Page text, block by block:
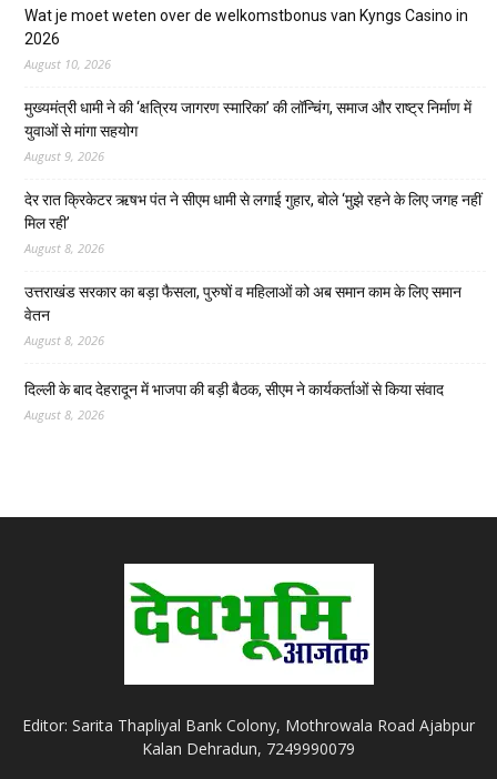
Wat je moet weten over de welkomstbonus van Kyngs Casino in
2026
August 10, 2026
मुख्यमंत्री धामी ने की ‘क्षत्रिय जागरण स्मारिका’ की लॉन्चिंग, समाज और राष्ट्र निर्माण में
युवाओं से मांगा सहयोग
August 9, 2026
देर रात क्रिकेटर ऋषभ पंत ने सीएम धामी से लगाई गुहार, बोले ‘मुझे रहने के लिए जगह नहीं
मिल रही’
August 8, 2026
उत्तराखंड सरकार का बड़ा फैसला, पुरुषों व महिलाओं को अब समान काम के लिए समान
वेतन
August 8, 2026
दिल्ली के बाद देहरादून में भाजपा की बड़ी बैठक, सीएम ने कार्यकर्ताओं से किया संवाद
August 8, 2026
Editor: Sarita Thapliyal Bank Colony, Mothrowala Road Ajabpur
Kalan Dehradun, 7249990079